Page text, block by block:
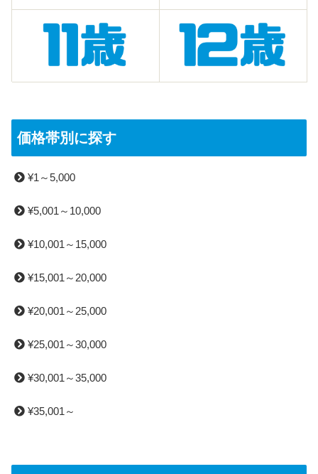
価格帯別に探す
¥1～5,000
¥5,001～10,000
¥10,001～15,000
¥15,001～20,000
¥20,001～25,000
¥25,001～30,000
¥30,001～35,000
¥35,001～